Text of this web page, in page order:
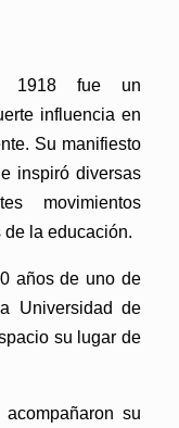
1918 fue un
influencia en
Su manifiesto
inspiró diversas
movimientos
la educación.
años de uno de
Universidad de
su lugar de
acompañaron su